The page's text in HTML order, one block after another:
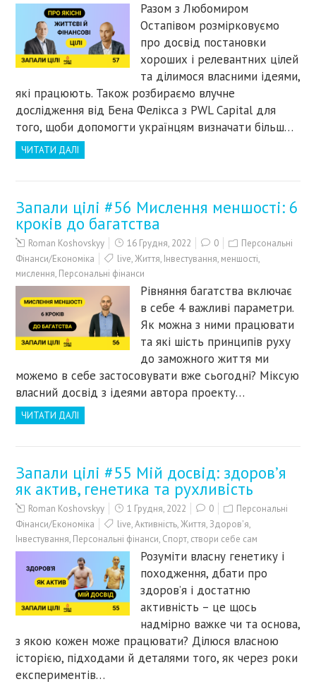
Разом з Любомиром
Остапівом розмірковуємо
про досвід постановки
хороших і релевантних цілей
та ділимося власними ідеями,
які працюють. Також розбираємо влучне
дослідження від Бена Фелікса з PWL Capital для
того, щоби допомогти українцям визначати більш…
ЧИТАТИ ДАЛІ
Запали цілі #56 Мислення меншості: 6
кроків до багатства
Roman Koshovskyy 16 Грудня, 2022 0
Персональні
Фінанси/Економіка
live,Життя, Інвестування, меншості,
мислення, Персональні фінанси
Рівняння багатства включає
в себе 4 важливі параметри.
Як можна з ними працювати
та які шість принципів руху
до заможного життя ми
можемо в себе застосовувати вже сьогодні? Міксую
власний досвід з ідеями автора проекту…
ЧИТАТИ ДАЛІ
Запали цілі #55 Мій досвід: здоров’я
як актив, генетика та рухливість
Roman Koshovskyy 1 Грудня, 2022 0
Персональні
Фінанси/Економіка
live,Активність,Життя,Здоров'я,
Інвестування, Персональні фінанси, Спорт, створи себе сам
Розуміти власну генетику і
походження, дбати про
здоров’я і достатню
активність – це щось
надмірно важке чи та основа,
з якою кожен може працювати? Ділюся власною
історією, підходами й деталями того, як через роки
експериментів…